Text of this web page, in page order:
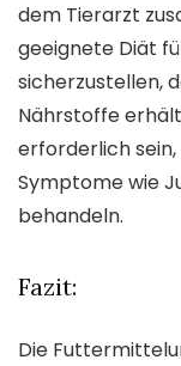
dem Tierarzt
geeignete Diät
sicherzustellen,
Nährstoffe
erforderlich
Symptome wie
behandeln.
Fazit:
Die